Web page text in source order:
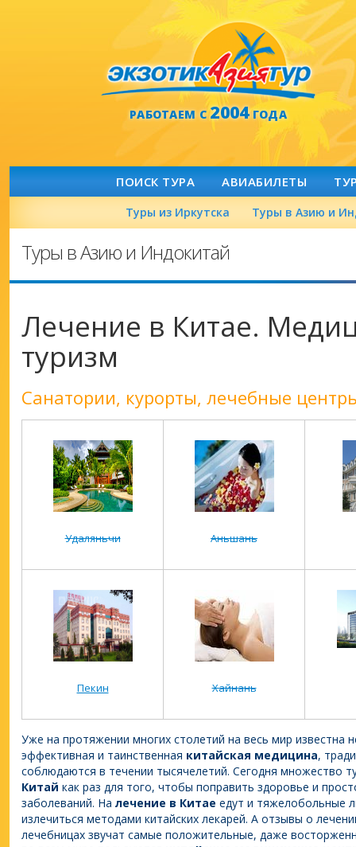
РАБОТАЕМ С2004ГОДА
ПОИСК ТУРА АВИАБИЛЕТЫ
Туры из Иркутска Туры в Азию и
Туры в Азию и Индокитай
Лечение в Китае.
туризм
Санатории, курорты, лечебные
Удаляньчи Аньшань
Пекин Хайнань
Уже на протяжении многих столетий на весь мир известна
эффективная и таинственная китайская медицина,
соблюдаются в течении тысячелетий. Сегодня множество
Китай как раз для того, чтобы поправить здоровье и
заболеваний. На лечение в Китае едут и тяжелобольные
излечиться методами китайских лекарей. А отзывы о
лечебницах звучат самые положительные, даже